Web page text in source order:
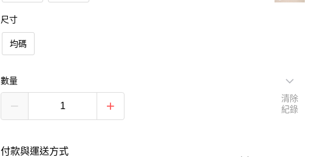
尺寸
均碼
數量
付款與運送方式
清除
紀錄